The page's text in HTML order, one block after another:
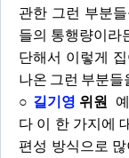
관한 그런 부분
들의 통행량이라
단해서 이렇게
나온 그런 부분들
○ 길기영 위원
다 이 한 가지에
편성 방식으로